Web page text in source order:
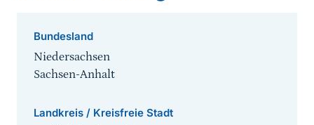
Bundesland
Niedersachsen
Sachsen-Anhalt
Landkreis / Kreisfreie Stadt